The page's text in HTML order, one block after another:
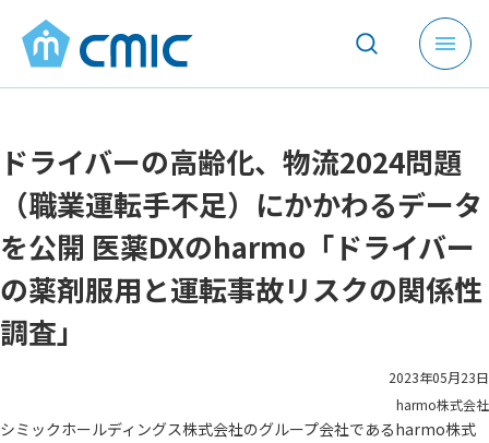
メ
ニ
を
開
く
ドライバーの高齢化、物流2024問題
（職業運転手不足）にかかわるデータ
を公開 医薬DXのharmo「ドライバー
の薬剤服用と運転事故リスクの関係性
調査」
2023年05月23日
harmo株式会社
シミックホールディングス株式会社のグループ会社であるharmo株式